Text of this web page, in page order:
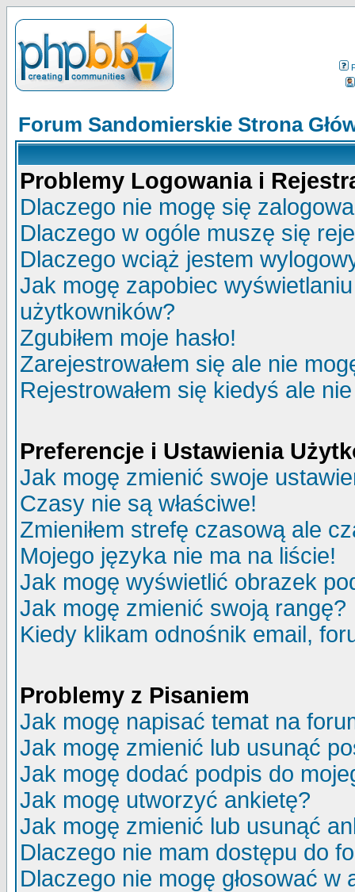
Forum Sandomierskie Strona
Problemy Logowania i
Dlaczego nie mogę się
Dlaczego w ogóle muszę się
Dlaczego wciąż jestem
Jak mogę zapobiec
użytkowników?
Zgubiłem moje hasło!
Zarejestrowałem się ale nie
Rejestrowałem się kiedyś ale
Preferencje i Ustawienia
Jak mogę zmienić swoje
Czasy nie są właściwe!
Zmieniłem strefę czasową ale
Mojego języka nie ma na liście!
Jak mogę wyświetlić obrazek
Jak mogę zmienić swoją rangę?
Kiedy klikam odnośnik email,
Problemy z Pisaniem
Jak mogę napisać temat na
Jak mogę zmienić lub usunąć
Jak mogę dodać podpis do
Jak mogę utworzyć ankietę?
Jak mogę zmienić lub usunąć
Dlaczego nie mam dostępu do
Dlaczego nie mogę głosować w